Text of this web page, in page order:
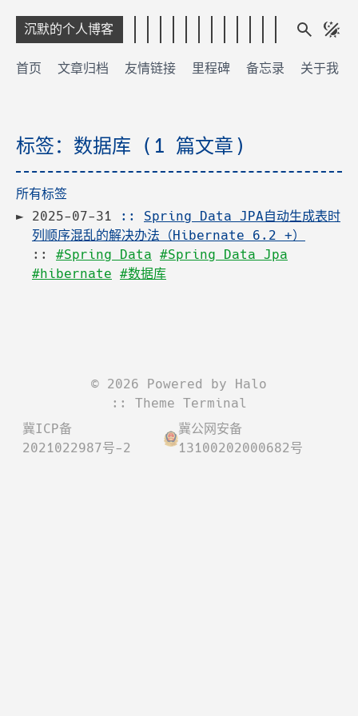
沉默的个人博客
首页 文章归档 友情链接 里程碑 备忘录 关于我
标签：数据库 (1 篇文章)
所有标签
2025-07-31 :: Spring Data JPA自动生成表时
列顺序混乱的解决办法（Hibernate 6.2 +）
:: #Spring Data #Spring Data Jpa
#hibernate #数据库
© 2026 Powered by Halo
:: Theme Terminal
冀ICP备
2021022987号-2
冀公网安备
13100202000682号